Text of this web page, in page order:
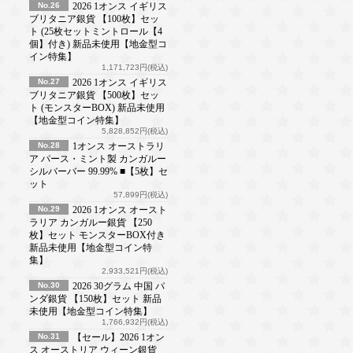
No.26
2026 1オンス イギリス
ブリタニア銀貨 【100枚】セッ
ト (25枚セットミントロール【4
個】付き) 新品未使用【地金型コ
イン特集】
1,171,723円(税込)
No.27
2026 1オンス イギリス
ブリタニア銀貨 【500枚】セッ
ト (モンスターBOX) 新品未使用
【地金型コイン特集】
5,828,852円(税込)
No.28
1オンス オーストラリ
ア パース・ミント製 カンガルー
シルバーバー 99.99% ■【5枚】セ
ット
57,899円(税込)
No.29
2026 1オンス オースト
ラリア カンガルー銀貨 【250
枚】セット モンスターBOX付き
新品未使用【地金型コイン特
集】
2,933,521円(税込)
No.30
2026 30グラム 中国 パ
ンダ銀貨 【150枚】セット 新品
未使用【地金型コイン特集】
1,766,932円(税込)
No.31
【セール】2026 1オン
ス オーストリア ウィーン銀貨